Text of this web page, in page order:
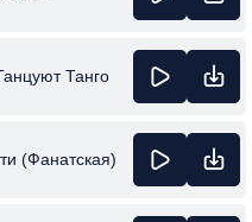
Танго
(Фанатская)